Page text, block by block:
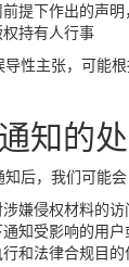
提下作出的声
持有人行事
性主张，可能根
知的
后，我们可能会
嫌侵权材料的访
知受影响的用户
和法律合规目